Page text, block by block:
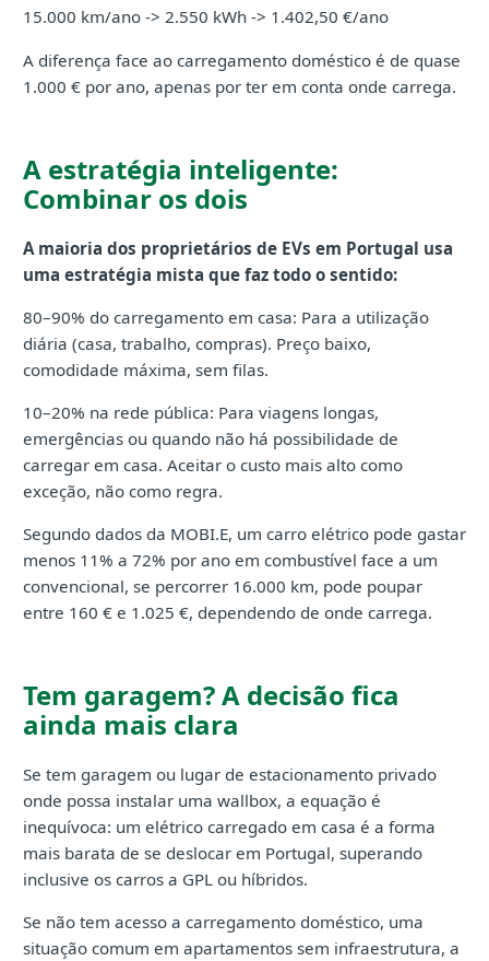
15.000 km/ano -> 2.550 kWh -> 1.402,50 €/ano
A diferença face ao carregamento doméstico é de quase
1.000 € por ano, apenas por ter em conta onde carrega.
A estratégia inteligente:
Combinar os dois
A maioria dos proprietários de EVs em Portugal usa
uma estratégia mista que faz todo o sentido:
80–90% do carregamento em casa: Para a utilização
diária (casa, trabalho, compras). Preço baixo,
comodidade máxima, sem filas.
10–20% na rede pública: Para viagens longas,
emergências ou quando não há possibilidade de
carregar em casa. Aceitar o custo mais alto como
exceção, não como regra.
Segundo dados da MOBI.E, um carro elétrico pode gastar
menos 11% a 72% por ano em combustível face a um
convencional, se percorrer 16.000 km, pode poupar
entre 160 € e 1.025 €, dependendo de onde carrega.
Tem garagem? A decisão fica
ainda mais clara
Se tem garagem ou lugar de estacionamento privado
onde possa instalar uma wallbox, a equação é
inequívoca: um elétrico carregado em casa é a forma
mais barata de se deslocar em Portugal, superando
inclusive os carros a GPL ou híbridos.
Se não tem acesso a carregamento doméstico, uma
situação comum em apartamentos sem infraestrutura, a